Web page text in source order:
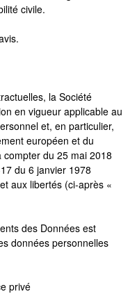
civile.
la Société
en vigueur applicable au
et, en particulier,
européen et du
du 25 mai 2018
du 6 janvier 1978
aux libertés (ci-après «
des Données est
données personnelles
privé